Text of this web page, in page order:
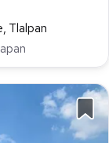
Tlalpan